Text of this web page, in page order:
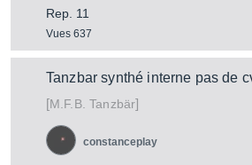
Rep. 11
Vues 637
Tanzbar synthé interne pas de
[M.F.B. Tanzbär]
constanceplay